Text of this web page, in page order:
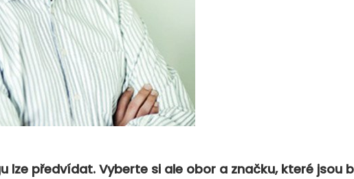
lze předvídat. Vyberte si ale obor a značku, které jsou